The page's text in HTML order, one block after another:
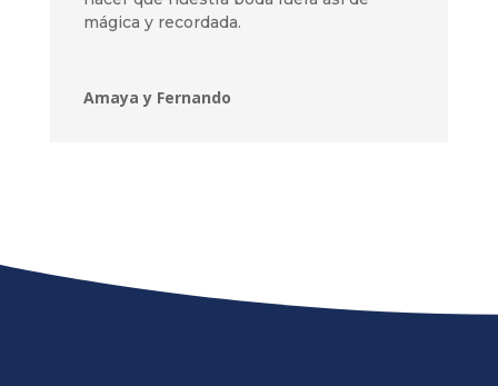
mágica y recordada.
Amaya y Fernando